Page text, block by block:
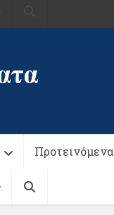
Προτεινόμενα